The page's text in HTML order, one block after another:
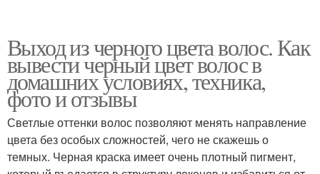
Выход из черного цвета волос. Как
вывести черный цвет волос в
домашних условиях, техника,
фото и отзывы
Светлые оттенки волос позволяют менять направление
цвета без особых сложностей, чего не скажешь о
темных. Черная краска имеет очень плотный пигмент,